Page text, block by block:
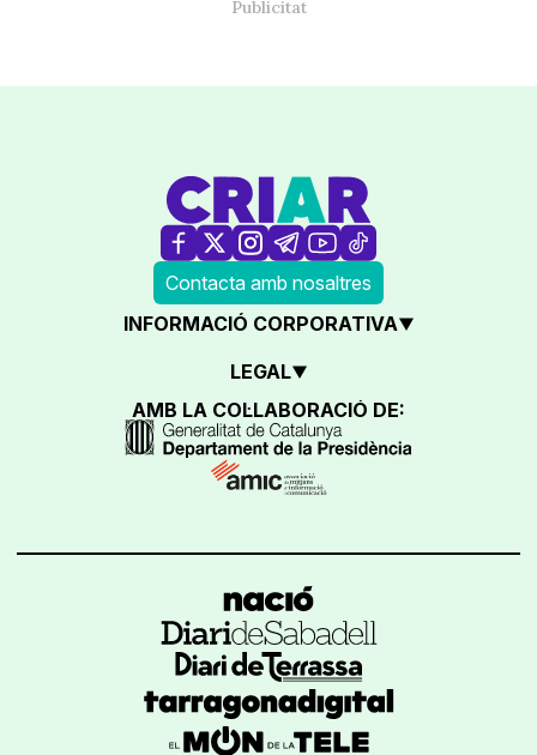
Contacta amb nosaltres
INFORMACIÓ CORPORATIVA
LEGAL
AMB LA COL·LABORACIÓ DE: